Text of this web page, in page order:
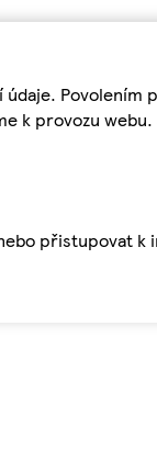
k provozu
přistupovat k